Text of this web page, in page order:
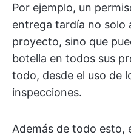
Por ejemplo, un
entrega tardía no solo
proyecto, sino que
botella en todos sus
todo, desde el uso de
inspecciones.
Además de todo esto,